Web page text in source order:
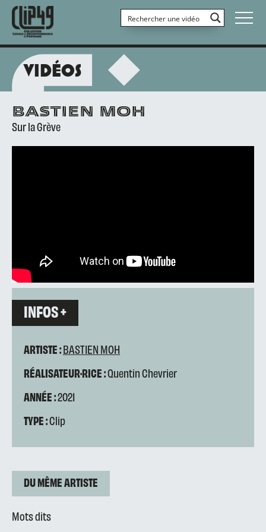
VIDÉOS
BASTIEN MOH
Sur la Grève
INFOS +
ARTISTE :BASTIEN MOH
RÉALISATEUR·RICE :Quentin Chevrier
ANNÉE :2021
TYPE :Clip
DU MÊME ARTISTE
Mots dits